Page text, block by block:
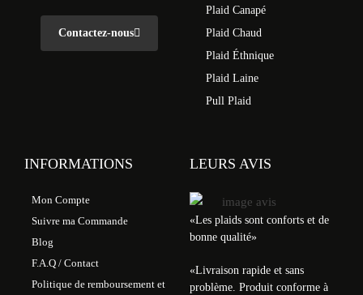
Contactez-nous
Plaid Canapé
Plaid Chaud
Plaid Éthnique
Plaid Laine
Pull Plaid
INFORMATIONS
Mon Compte
Suivre ma Commande
Blog
F.A.Q / Contact
Politique de remboursement et
LEURS AVIS
«Les plaids sont conforts et de
bonne qualité»
«Livraison rapide et sans
problème. Produit conforme à